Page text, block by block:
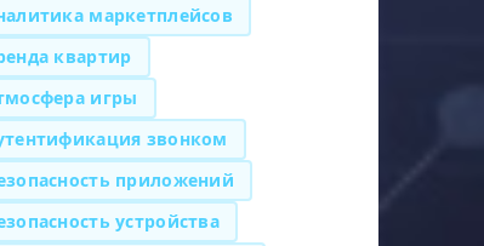
маркетплейсов
квартир
игры
звонком
приложений
устройства